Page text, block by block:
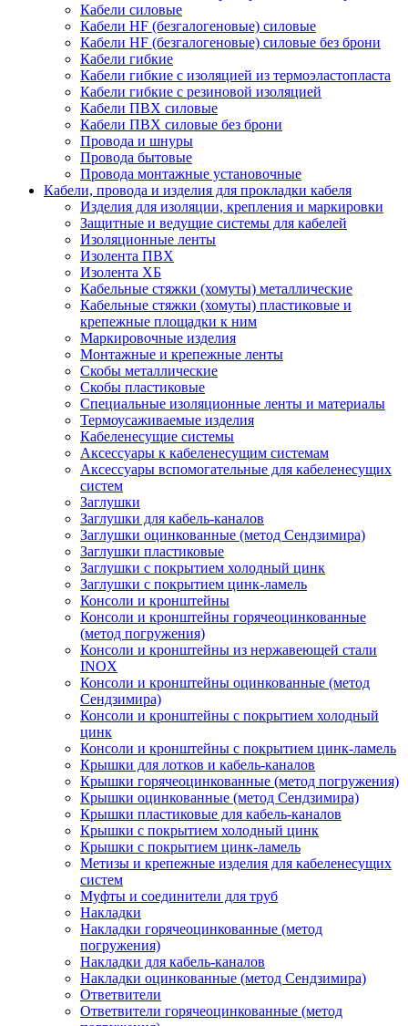
Кабели силовые
Кабели HF (безгалогеновые) силовые
Кабели HF (безгалогеновые) силовые без брони
Кабели гибкие
Кабели гибкие с изоляцией из термоэластопласта
Кабели гибкие с резиновой изоляцией
Кабели ПВХ силовые
Кабели ПВХ силовые без брони
Провода и шнуры
Провода бытовые
Провода монтажные установочные
Кабели, провода и изделия для прокладки кабеля
Изделия для изоляции, крепления и маркировки
Защитные и ведущие системы для кабелей
Изоляционные ленты
Изолента ПВХ
Изолента ХБ
Кабельные стяжки (хомуты) металлические
Кабельные стяжки (хомуты) пластиковые и
крепежные площадки к ним
Маркировочные изделия
Монтажные и крепежные ленты
Скобы металлические
Скобы пластиковые
Специальные изоляционные ленты и материалы
Термоусаживаемые изделия
Кабеленесущие системы
Аксессуары к кабеленесущим системам
Аксессуары вспомогательные для кабеленесущих
систем
Заглушки
Заглушки для кабель-каналов
Заглушки оцинкованные (метод Сендзимира)
Заглушки пластиковые
Заглушки с покрытием холодный цинк
Заглушки с покрытием цинк-ламель
Консоли и кронштейны
Консоли и кронштейны горячеоцинкованные
(метод погружения)
Консоли и кронштейны из нержавеющей стали
INOX
Консоли и кронштейны оцинкованные (метод
Сендзимира)
Консоли и кронштейны с покрытием холодный
цинк
Консоли и кронштейны с покрытием цинк-ламель
Крышки для лотков и кабель-каналов
Крышки горячеоцинкованные (метод погружения)
Крышки оцинкованные (метод Сендзимира)
Крышки пластиковые для кабель-каналов
Крышки с покрытием холодный цинк
Крышки с покрытием цинк-ламель
Метизы и крепежные изделия для кабеленесущих
систем
Муфты и соединители для труб
Накладки
Накладки горячеоцинкованные (метод
погружения)
Накладки для кабель-каналов
Накладки оцинкованные (метод Сендзимира)
Ответвители
Ответвители горячеоцинкованные (метод